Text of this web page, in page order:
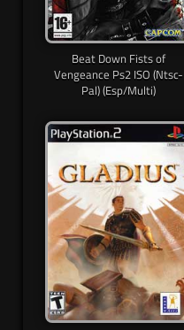
Beat Down Fists of
Vengeance Ps2 ISO (Ntsc-
Pal) (Esp/Multi)